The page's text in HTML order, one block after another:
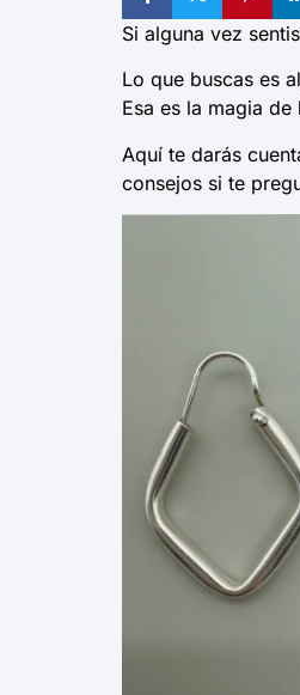
Si alguna vez
Lo que buscas es
Esa es la magia de
Aquí te darás
consejos si te